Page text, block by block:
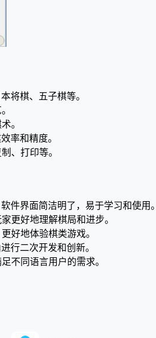
将棋、五子棋等。
。
率和精度。
、打印等。
件界面简洁明了，易于学习和使用。
更好地理解棋局和进步。
好地体验棋类游戏。
行二次开发和创新。
不同语言用户的需求。